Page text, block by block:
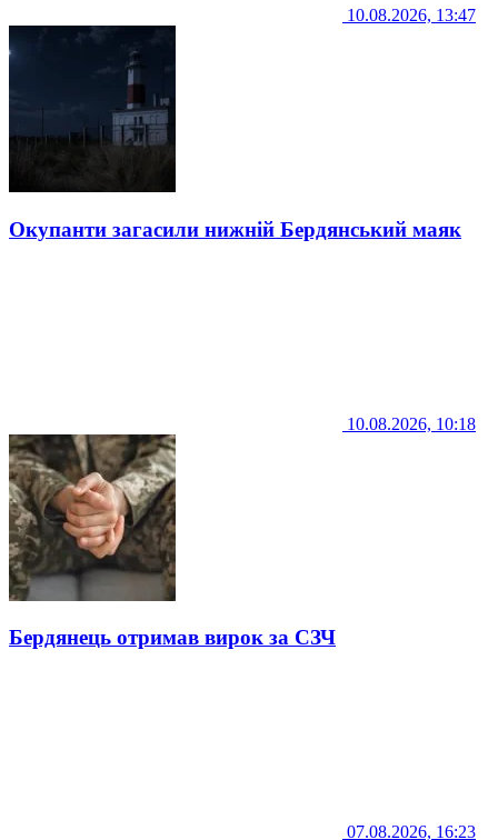
10.08.2026, 13:47
Окупанти загасили нижній Бердянський маяк
10.08.2026, 10:18
Бердянець отримав вирок за СЗЧ
07.08.2026, 16:23